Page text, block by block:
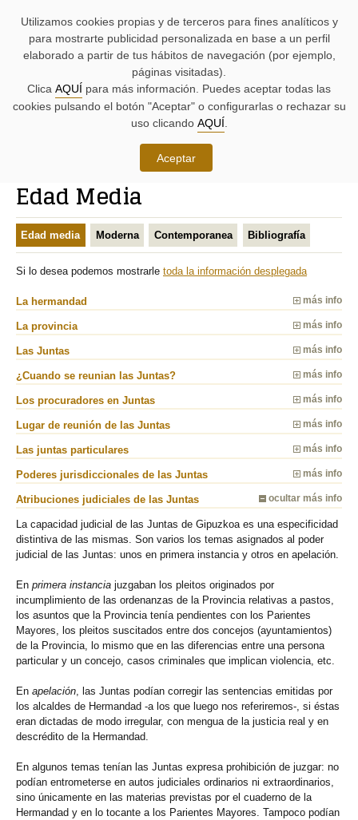
NAVEGACIÓN:
contenido.
parlamentaria.
parlamentarias.
MENÚS
PRINCIPAL
Conoce las Juntas Generales
ACCESO
PÁGINA
ACTUAL
CONTENIDO
PRINCIPAL
DE
LA
PÁGINA
Edad Media
Edad media Moderna Contemporanea Bibliografía
Si lo desea podemos mostrarle toda la información desplegada
más info
La hermandad
más info
La provincia
más info
Las Juntas
más info
¿Cuando se reunian las Juntas?
más info
Los procuradores en Juntas
más info
Lugar de reunión de las Juntas
más info
Las juntas particulares
más info
Poderes jurisdiccionales de las Juntas
ocultar más info
Atribuciones judiciales de las Juntas
La capacidad judicial de las Juntas de Gipuzkoa es una especificidad
distintiva de las mismas. Son varios los temas asignados al poder
judicial de las Juntas: unos en primera instancia y otros en apelación.
En primera instancia juzgaban los pleitos originados por
incumplimiento de las ordenanzas de la Provincia relativas a pastos,
los asuntos que la Provincia tenía pendientes con los Parientes
Mayores, los pleitos suscitados entre dos concejos (ayuntamientos)
de la Provincia, lo mismo que en las diferencias entre una persona
particular y un concejo, casos criminales que implican violencia, etc.
En apelación , las Juntas podían corregir las sentencias emitidas por
los alcaldes de Hermandad -a los que luego nos referiremos-, si éstas
eran dictadas de modo irregular, con mengua de la justicia real y en
descrédito de la Hermandad.
En algunos temas tenían las Juntas expresa prohibición de juzgar: no
podían entrometerse en autos judiciales ordinarios ni extraordinarios,
sino únicamente en las materias previstas por el cuaderno de la
Hermandad y en lo tocante a los Parientes Mayores. Tampoco podían
Utilizamos cookies propias y de terceros para fines analíticos y
para mostrarte publicidad personalizada en base a un perfil
elaborado a partir de tus hábitos de navegación (por ejemplo,
páginas visitadas).
Clica AQUÍ para más información. Puedes aceptar todas las
cookies pulsando el botón "Aceptar" o configurarlas o rechazar su
uso clicando AQUÍ
Aceptar